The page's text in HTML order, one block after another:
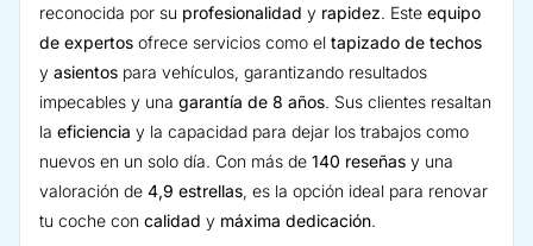
reconocida por su profesionalidad y rapidez. Este equipo
de expertos ofrece servicios como el tapizado de techos
y asientos para vehículos, garantizando resultados
impecables y una garantía de 8 años. Sus clientes resaltan
la eficiencia y la capacidad para dejar los trabajos como
nuevos en un solo día. Con más de 140 reseñas y una
valoración de 4,9 estrellas, es la opción ideal para renovar
tu coche con calidad y máxima dedicación.